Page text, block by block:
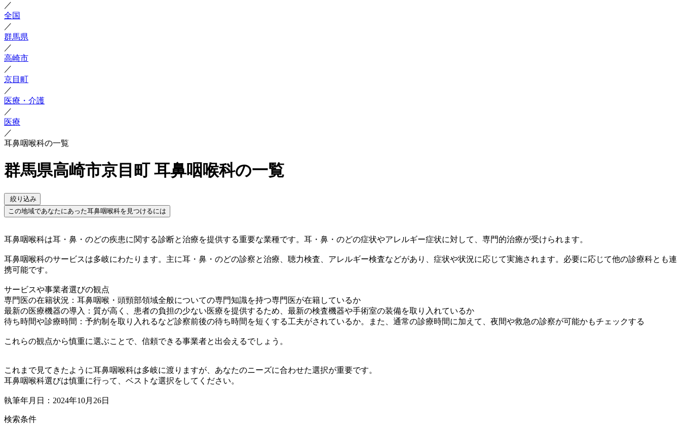
／
全国
／
群馬県
／
高崎市
／
京目町
／
医療・介護
／
医療
／
耳鼻咽喉科の一覧
群馬県高崎市京目町 耳鼻咽喉科の一覧
絞り込み
この地域であなたにあった耳鼻咽喉科を見つけるには
耳鼻咽喉科は耳・鼻・のどの疾患に関する診断と治療を提供する重要な業種です。耳・鼻・のどの症状やアレルギー症状に対して、専門的治療が受けられます。
耳鼻咽喉科のサービスは多岐にわたります。主に耳・鼻・のどの診察と治療、聴力検査、アレルギー検査などがあり、症状や状況に応じて実施されます。必要に応じて他の診療科とも連
携可能です。
サービスや事業者選びの観点
専門医の在籍状況：耳鼻咽喉・頭頸部領域全般についての専門知識を持つ専門医が在籍しているか
最新の医療機器の導入：質が高く、患者の負担の少ない医療を提供するため、最新の検査機器や手術室の装備を取り入れているか
待ち時間や診療時間：予約制を取り入れるなど診察前後の待ち時間を短くする工夫がされているか。また、通常の診療時間に加えて、夜間や救急の診察が可能かもチェックする
これらの観点から慎重に選ぶことで、信頼できる事業者と出会えるでしょう。
これまで見てきたように耳鼻咽喉科は多岐に渡りますが、あなたのニーズに合わせた選択が重要です。
耳鼻咽喉科選びは慎重に行って、ベストな選択をしてください。
執筆年月日：2024年10月26日
検索条件